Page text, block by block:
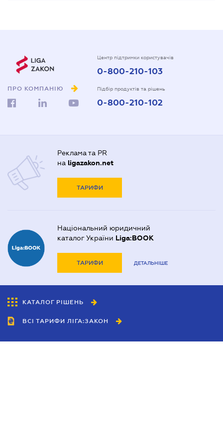
ПРО КОМПАНІЮ
Центр підтримки користувачів
0-800-210-103
Підбір продуктів та рішень
0-800-210-102
Реклама та PR
на ligazakon.net
ТАРИФИ
Національний юридичний
каталог України Liga:BOOK
ТАРИФИ ДЕТАЛЬНІШЕ
КАТАЛОГ РІШЕНЬ
ВСІ ТАРИФИ ЛІГА:ЗАКОН